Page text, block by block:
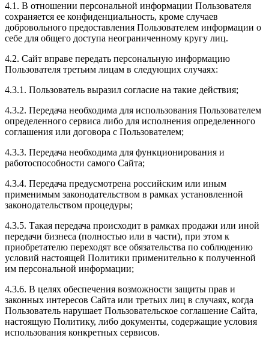
4.1. В отношении персональной информации Пользователя
сохраняется ее конфиденциальность, кроме случаев
добровольного предоставления Пользователем информации о
себе для общего доступа неограниченному кругу лиц.
4.2. Сайт вправе передать персональную информацию
Пользователя третьим лицам в следующих случаях:
4.3.1. Пользователь выразил согласие на такие действия;
4.3.2. Передача необходима для использования Пользователем
определенного сервиса либо для исполнения определенного
соглашения или договора с Пользователем;
4.3.3. Передача необходима для функционирования и
работоспособности самого Сайта;
4.3.4. Передача предусмотрена российским или иным
применимым законодательством в рамках установленной
законодательством процедуры;
4.3.5. Такая передача происходит в рамках продажи или иной
передачи бизнеса (полностью или в части), при этом к
приобретателю переходят все обязательства по соблюдению
условий настоящей Политики применительно к полученной
им персональной информации;
4.3.6. В целях обеспечения возможности защиты прав и
законных интересов Сайта или третьих лиц в случаях, когда
Пользователь нарушает Пользовательское соглашение Сайта,
настоящую Политику, либо документы, содержащие условия
использования конкретных сервисов.